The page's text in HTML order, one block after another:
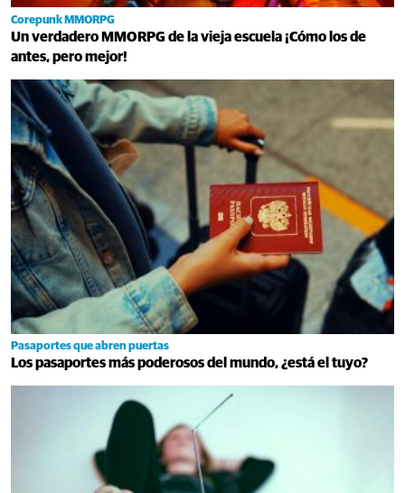
Corepunk MMORPG
Un verdadero MMORPG de la vieja escuela ¡Cómo los de
antes, pero mejor!
Pasaportes que abren puertas
Los pasaportes más poderosos del mundo, ¿está el tuyo?